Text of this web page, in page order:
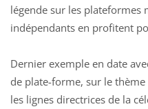
légende sur les plateformes
indépendants en profitent
Dernier exemple en date
de plate-forme, sur le
les lignes directrices de la